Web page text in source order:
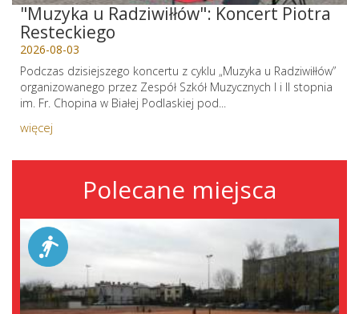
"Muzyka u Radziwiłłów": Koncert Piotra
Resteckiego
2026-08-03
Podczas dzisiejszego koncertu z cyklu „Muzyka u Radziwiłłów”
organizowanego przez Zespół Szkół Muzycznych I i II stopnia
im. Fr. Chopina w Białej Podlaskiej pod...
więcej
Polecane miejsca